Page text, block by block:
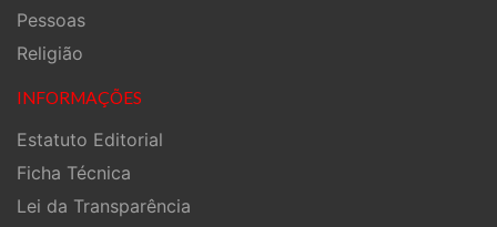
Pessoas
Religião
INFORMAÇÕES
Estatuto Editorial
Ficha Técnica
Lei da Transparência